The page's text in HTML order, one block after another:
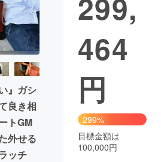
書籍・雑誌
業 チャレンジ
域活性化
Good
CAMPFIRE Creation
と納税machi-ya コミュニティ
』ガシ
良き相
トGM
外せる
ッチ
464
円
299%
目標金額は
100,000円